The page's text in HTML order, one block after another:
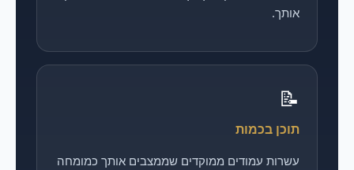
אותך.
📝
תוכן בכמות
עשרות עמודים ממוקדים שממצבים אותך כמומחה